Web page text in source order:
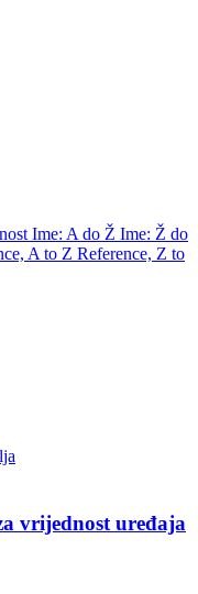
Ime: A do Ž Ime: Ž do
A to Z Reference, Z to
vrijednost uređaja